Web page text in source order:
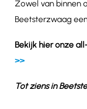
Zowel van binnen
Beetsterzwaag
Bekijk hier onze
>>
Tot ziens in